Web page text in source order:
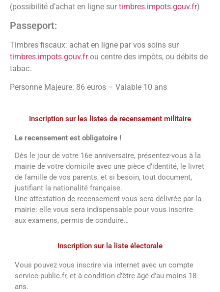
(possibilité d’achat en ligne sur timbres.impots.gouv.fr)
Passeport:
Timbres fiscaux: achat en ligne par vos soins sur
timbres.impots.gouv.frou centre des impôts, ou débits de
tabac.
Personne Majeure: 86 euros – Valable 10 ans
Inscription sur les listes de recensement militaire
Le recensement est obligatoire !
Dès le jour de votre 16e anniversaire, présentez-vous à la
mairie de votre domicile avec une pièce d’identité, le livret
de famille de vos parents, et si besoin, tout document,
justifiant la nationalité française.
Une attestation de recensement vous sera délivrée par la
mairie: elle vous sera indispensable pour vous inscrire
aux examens, permis de conduire…
Inscription sur la liste électorale
Vous pouvez vous inscrire via internet avec un compte
service-public.fr, et à condition d’être âgé d’au moins 18
ans.